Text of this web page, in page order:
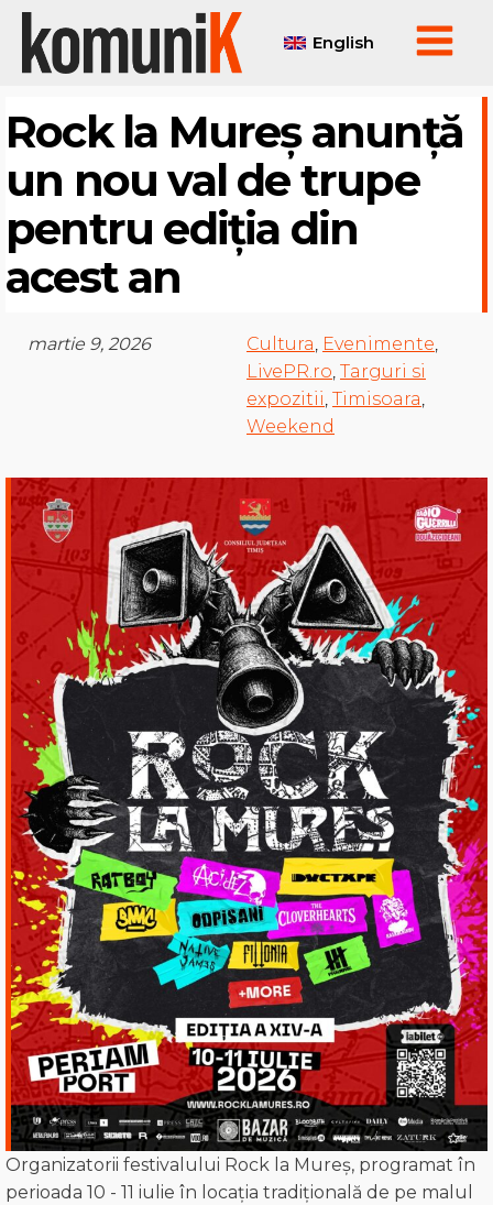
English
Rock la Mureș anunță
un nou val de trupe
pentru ediția din
acest an
martie 9, 2026 Cultura, Evenimente,
LivePR.ro, Targuri si
expozitii, Timisoara,
Weekend
Organizatorii festivalului Rock la Mureș, programat în
perioada 10 - 11 iulie în locația tradițională de pe malul